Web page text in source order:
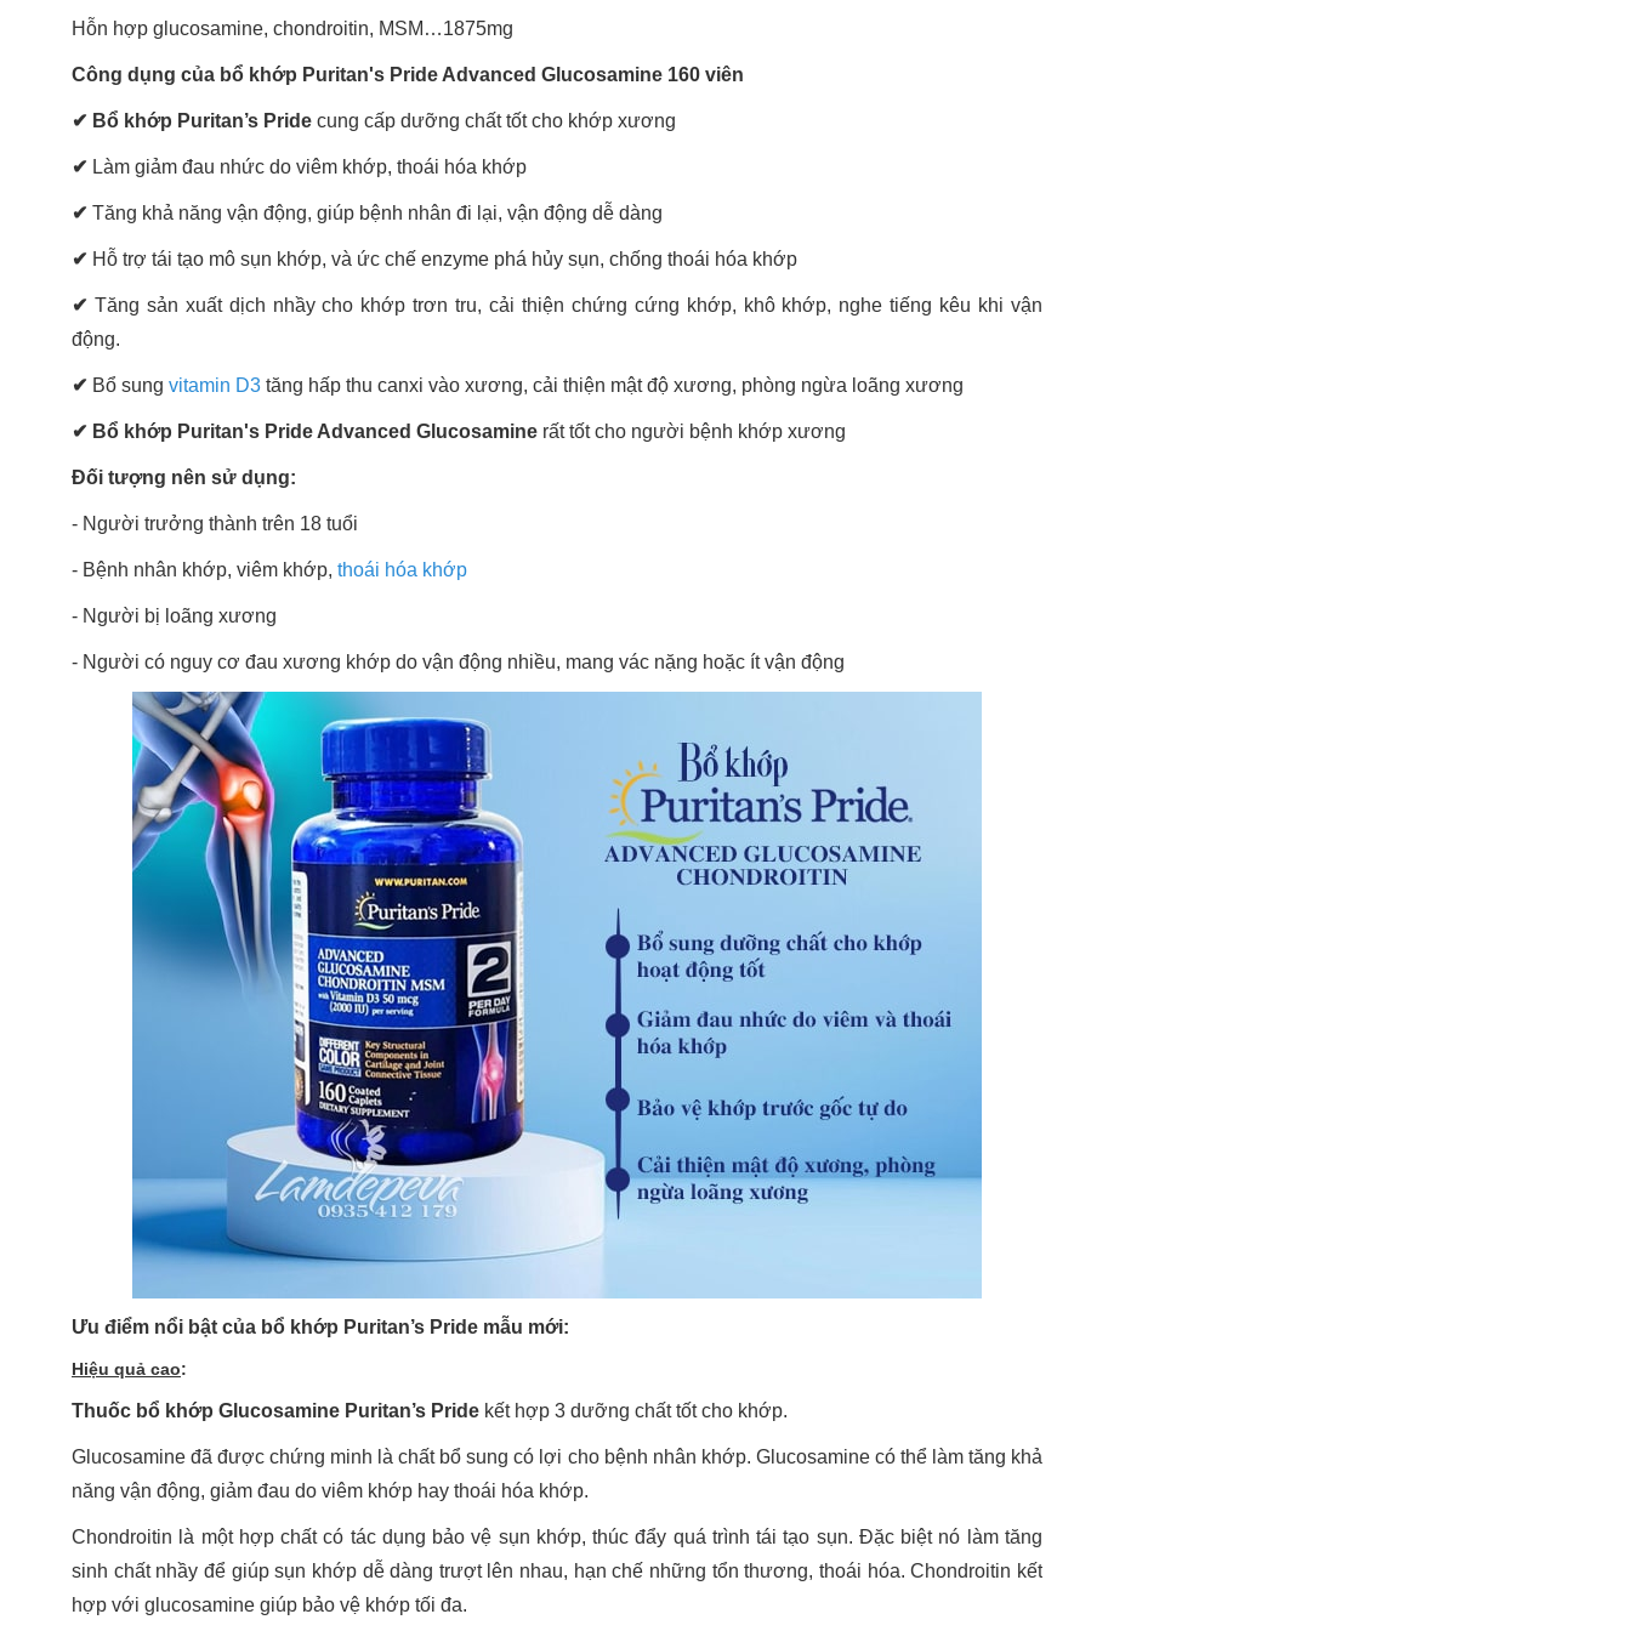
Hỗn hợp glucosamine, chondroitin, MSM…1875mg
Công dụng của bổ khớp Puritan's Pride Advanced Glucosamine 160 viên
✔ Bổ khớp Puritan’s Pride cung cấp dưỡng chất tốt cho khớp xương
✔ Làm giảm đau nhức do viêm khớp, thoái hóa khớp
✔ Tăng khả năng vận động, giúp bệnh nhân đi lại, vận động dễ dàng
✔ Hỗ trợ tái tạo mô sụn khớp, và ức chế enzyme phá hủy sụn, chống thoái hóa khớp
✔ Tăng sản xuất dịch nhầy cho khớp trơn tru, cải thiện chứng cứng khớp, khô khớp, nghe tiếng kêu khi vận
động.
✔ Bổ sung vitamin D3 tăng hấp thu canxi vào xương, cải thiện mật độ xương, phòng ngừa loãng xương
✔ Bổ khớp Puritan's Pride Advanced Glucosamine rất tốt cho người bệnh khớp xương
Đối tượng nên sử dụng:
- Người trưởng thành trên 18 tuổi
- Bệnh nhân khớp, viêm khớp, thoái hóa khớp
- Người bị loãng xương
- Người có nguy cơ đau xương khớp do vận động nhiều, mang vác nặng hoặc ít vận động
Ưu điểm nổi bật của bổ khớp Puritan’s Pride mẫu mới:
Hiệu quả cao:
Thuốc bổ khớp Glucosamine Puritan’s Pride kết hợp 3 dưỡng chất tốt cho khớp.
Glucosamine đã được chứng minh là chất bổ sung có lợi cho bệnh nhân khớp. Glucosamine có thể làm tăng khả
năng vận động, giảm đau do viêm khớp hay thoái hóa khớp.
Chondroitin là một hợp chất có tác dụng bảo vệ sụn khớp, thúc đẩy quá trình tái tạo sụn. Đặc biệt nó làm tăng
sinh chất nhầy để giúp sụn khớp dễ dàng trượt lên nhau, hạn chế những tổn thương, thoái hóa. Chondroitin kết
hợp với glucosamine giúp bảo vệ khớp tối đa.